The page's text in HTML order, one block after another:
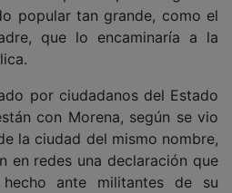
popular tan grande, como el
que lo encaminaría a la
por ciudadanos del Estado
con Morena, según se vio
la ciudad del mismo nombre,
en redes una declaración que
ante militantes de su